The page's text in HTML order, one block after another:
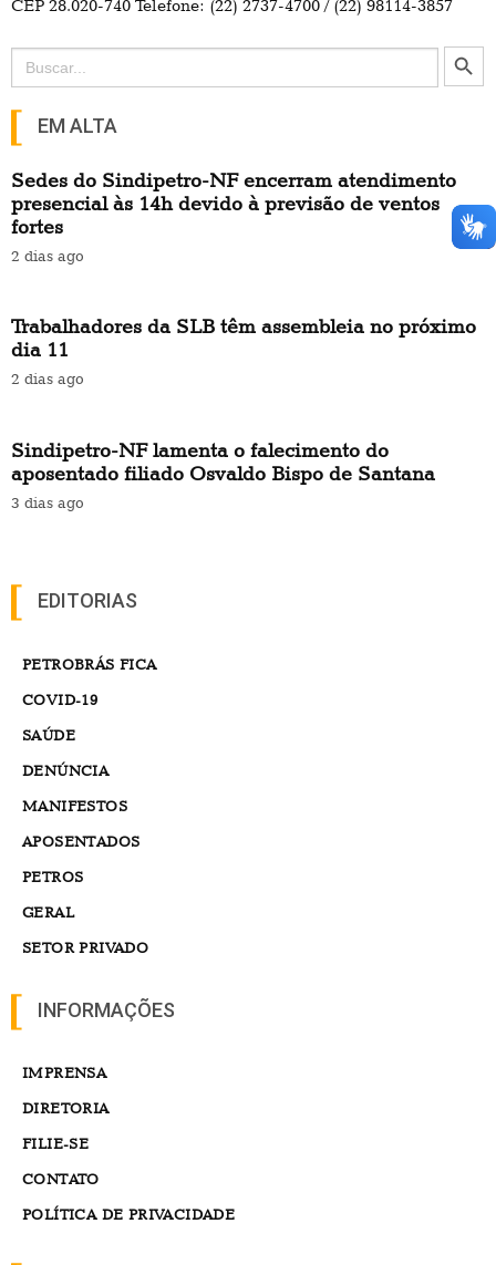
CEP 28.020-740 Telefone: (22) 2737-4700 / (22) 98114-3857
Search
for:
Search Button
EM ALTA
Sedes do Sindipetro-NF encerram atendimento
presencial às 14h devido à previsão de ventos
fortes
2 dias ago
Trabalhadores da SLB têm assembleia no próximo
dia 11
2 dias ago
Sindipetro-NF lamenta o falecimento do
aposentado filiado Osvaldo Bispo de Santana
3 dias ago
EDITORIAS
PETROBRÁS FICA
COVID-19
SAÚDE
DENÚNCIA
MANIFESTOS
APOSENTADOS
PETROS
GERAL
SETOR PRIVADO
INFORMAÇÕES
IMPRENSA
DIRETORIA
FILIE-SE
CONTATO
POLÍTICA DE PRIVACIDADE